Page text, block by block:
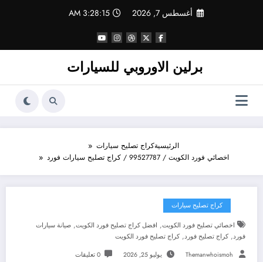
أغسطس 7, 2026 3:28:16 AM
برلين الاوروبي للسيارات
الرئيسيةكراج تصليح سيارات
اخصائي فورد الكويت / 99527787 / كراج تصليح سيارات فورد
كراج تصليح سيارات
اخصائي تصليح فورد الكويت, افضل كراج تصليح فورد الكويت, صيانة سيارات
فورد,كراج تصليح فورد,كراج تصليح فورد الكويت
Themanwhoismoh يوليو 25, 2026 0 تعليقات